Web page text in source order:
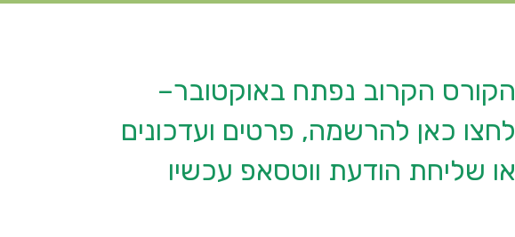
הקורס הקרוב נפתח באוקטובר–
לחצו כאן להרשמה, פרטים ועדכונים
או שליחת הודעת ווטסאפ עכשיו